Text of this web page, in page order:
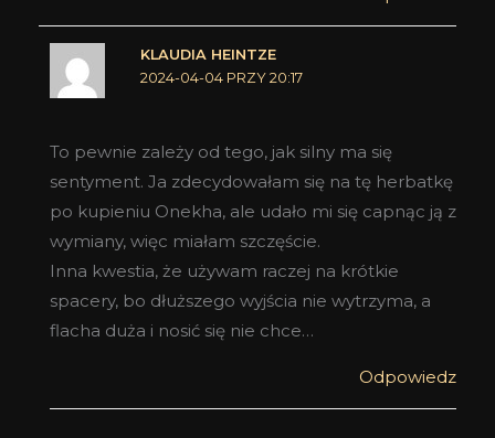
KLAUDIA HEINTZE
2024-04-04 PRZY 20:17
To pewnie zależy od tego, jak silny ma się
sentyment. Ja zdecydowałam się na tę herbatkę
po kupieniu Onekha, ale udało mi się capnąc ją z
wymiany, więc miałam szczęście.
Inna kwestia, że używam raczej na krótkie
spacery, bo dłuższego wyjścia nie wytrzyma, a
flacha duża i nosić się nie chce…
Odpowiedz